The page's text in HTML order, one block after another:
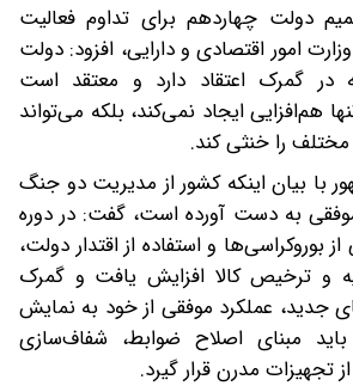
دولت چهاردهم برای تداوم فعالیت
امور اقتصادی و دارایی، افزود: دولت
در گمرک اعتقاد دارد و معتقد است
هم‌افزایی ایجاد نمی‌کند، بلکه می‌تواند
را خنثی کند.
با بیان اینکه کشور از مدیریت دو جنگ
به دست آورده است، گفت: در دوره
و استفاده از اقتدار دولت،
و ترخیص کالا افزایش یافت و گمرک
جدید، عملکرد موفقی از خود به نمایش
باید مبنای اصلاح ضوابط، شفاف‌سازی
تجهیزات مدرن قرار گیرد.